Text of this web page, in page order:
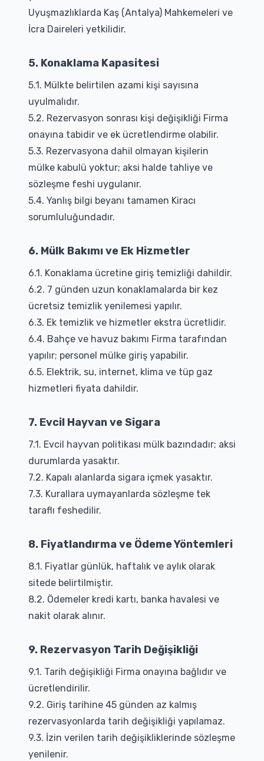
Uyuşmazlıklarda Kaş (Antalya) Mahkemeleri ve
İcra Daireleri yetkilidir.
5. Konaklama Kapasitesi
5.1. Mülkte belirtilen azami kişi sayısına
uyulmalıdır.
5.2. Rezervasyon sonrası kişi değişikliği Firma
onayına tabidir ve ek ücretlendirme olabilir.
5.3. Rezervasyona dahil olmayan kişilerin
mülke kabulü yoktur; aksi halde tahliye ve
sözleşme feshi uygulanır.
5.4. Yanlış bilgi beyanı tamamen Kiracı
sorumluluğundadır.
6. Mülk Bakımı ve Ek Hizmetler
6.1. Konaklama ücretine giriş temizliği dahildir.
6.2. 7 günden uzun konaklamalarda bir kez
ücretsiz temizlik yenilemesi yapılır.
6.3. Ek temizlik ve hizmetler ekstra ücretlidir.
6.4. Bahçe ve havuz bakımı Firma tarafından
yapılır; personel mülke giriş yapabilir.
6.5. Elektrik, su, internet, klima ve tüp gaz
hizmetleri fiyata dahildir.
7. Evcil Hayvan ve Sigara
7.1. Evcil hayvan politikası mülk bazındadır; aksi
durumlarda yasaktır.
7.2. Kapalı alanlarda sigara içmek yasaktır.
7.3. Kurallara uymayanlarda sözleşme tek
taraflı feshedilir.
8. Fiyatlandırma ve Ödeme Yöntemleri
8.1. Fiyatlar günlük, haftalık ve aylık olarak
sitede belirtilmiştir.
8.2. Ödemeler kredi kartı, banka havalesi ve
nakit olarak alınır.
9. Rezervasyon Tarih Değişikliği
9.1. Tarih değişikliği Firma onayına bağlıdır ve
ücretlendirilir.
9.2. Giriş tarihine 45 günden az kalmış
rezervasyonlarda tarih değişikliği yapılamaz.
9.3. İzin verilen tarih değişikliklerinde sözleşme
yenilenir.